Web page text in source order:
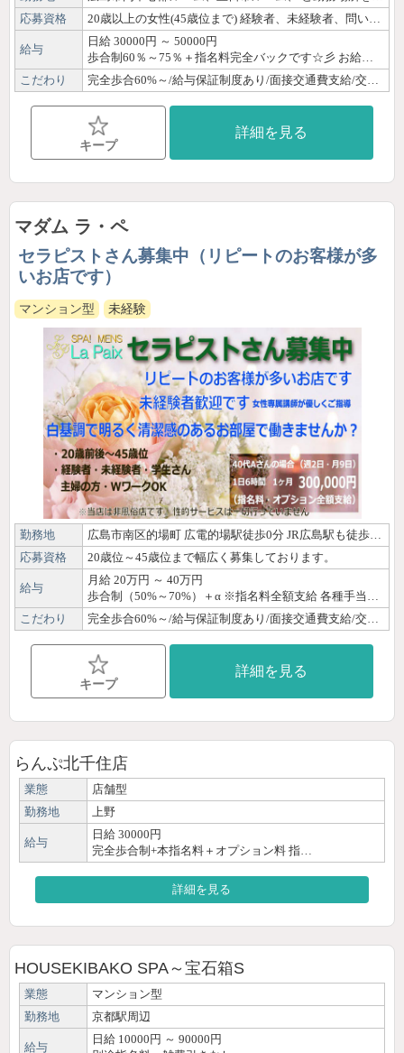
応募資格
給与
日給 30000円 ～ 50000円
こだわり
キープ
詳細を見る
マダム ラ・ペ
セラピストさん募集中（リピートのお客様が多
いお店です）
マンション型 未経験
勤務地
応募資格
20歳位～45歳位まで幅広く募集しております。
給与
月給 20万円 ～ 40万円
こだわり
キープ
詳細を見る
らんぷ北千住店
業態
店舗型
勤務地
上野
給与
日給 30000円
完全歩合制+本指名料＋オプション料 指…
詳細を見る
HOUSEKIBAKO SPA～宝石箱S
業態
マンション型
勤務地
京都駅周辺
給与
日給 10000円 ～ 90000円